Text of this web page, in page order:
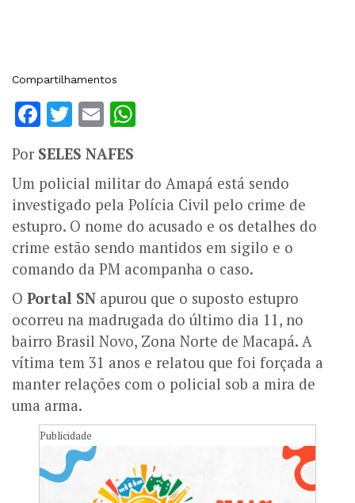
Compartilhamentos
Facebook
Twitter
Email
Por SELES NAFES
Um policial militar do Amapá está sendo
investigado pela Polícia Civil pelo crime de
estupro. O nome do acusado e os detalhes do
crime estão sendo mantidos em sigilo e o
comando da PM acompanha o caso.
O Portal SN apurou que o suposto estupro
ocorreu na madrugada do último dia 11, no
bairro Brasil Novo, Zona Norte de Macapá. A
vítima tem 31 anos e relatou que foi forçada a
manter relações com o policial sob a mira de
uma arma.
Publicidade